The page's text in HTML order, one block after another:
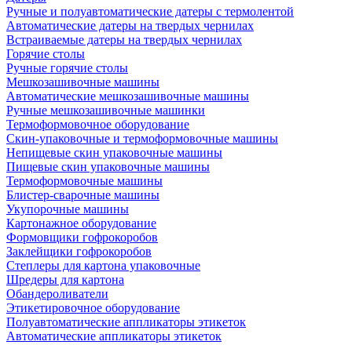
Ручные и полуавтоматические датеры с термолентой
Автоматические датеры на твердых чернилах
Встраиваемые датеры на твердых чернилах
Горячие столы
Ручные горячие столы
Мешкозашивочные машины
Автоматические мешкозашивочные машины
Ручные мешкозашивочные машинки
Термоформовочное оборудование
Скин-упаковочные и термоформовочные машины
Непищевые скин упаковочные машины
Пищевые скин упаковочные машины
Термоформовочные машины
Блистер-сварочные машины
Укупорочные машины
Картонажное оборудование
Формовщики гофрокоробов
Заклейщики гофрокоробов
Степлеры для картона упаковочные
Шредеры для картона
Обандероливатели
Этикетировочное оборудование
Полуавтоматические аппликаторы этикеток
Автоматические аппликаторы этикеток